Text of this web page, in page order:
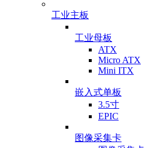
工业主板
工业母板
ATX
Micro ATX
Mini ITX
嵌入式单板
3.5寸
EPIC
图像采集卡